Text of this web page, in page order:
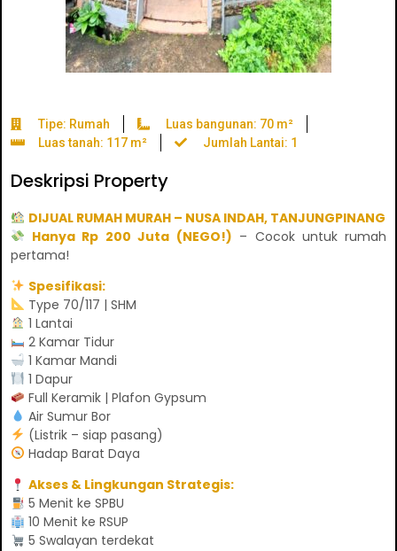
Tipe: Rumah
Luas bangunan: 70 m²
Luas tanah: 117 m²
Jumlah Lantai: 1
Deskripsi Property
DIJUAL RUMAH MURAH – NUSA INDAH, TANJUNGPINANG
Hanya Rp 200 Juta (NEGO!) – Cocok untuk rumah
pertama!
Spesifikasi:
Type 70/117 | SHM
1 Lantai
2 Kamar Tidur
1 Kamar Mandi
1 Dapur
Full Keramik | Plafon Gypsum
Air Sumur Bor
(Listrik – siap pasang)
Hadap Barat Daya
Akses & Lingkungan Strategis:
5 Menit ke SPBU
10 Menit ke RSUP
5 Swalayan terdekat